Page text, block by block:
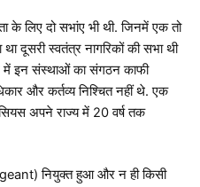
के लिए दो सभांए भी थी. जिनमें एक तो
दूसरी स्वतंत्र नागरिकों की सभा थी
में इन संस्थाओं का संगठन काफी
और कर्तव्य निश्चित नहीं थे. एक
अपने राज्य में 20 वर्ष तक
नियुक्त हुआ और न ही किसी